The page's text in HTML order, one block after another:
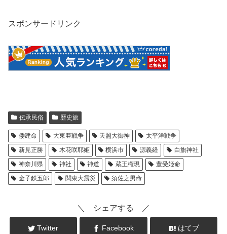
スポンサードリンク
伝承民俗 歴史旅
倭建命 大東亜戦争 天照大御神
太平洋戦争
新見正勝
木花咲耶姫 横浜市 源義経
白旗神社
神奈川県
神社 神道 蔵王権現
豊受姫命
金子鉄五郎
関東大震災 須佐之男命
＼ シェアする ／
Twitter Facebook はてブ